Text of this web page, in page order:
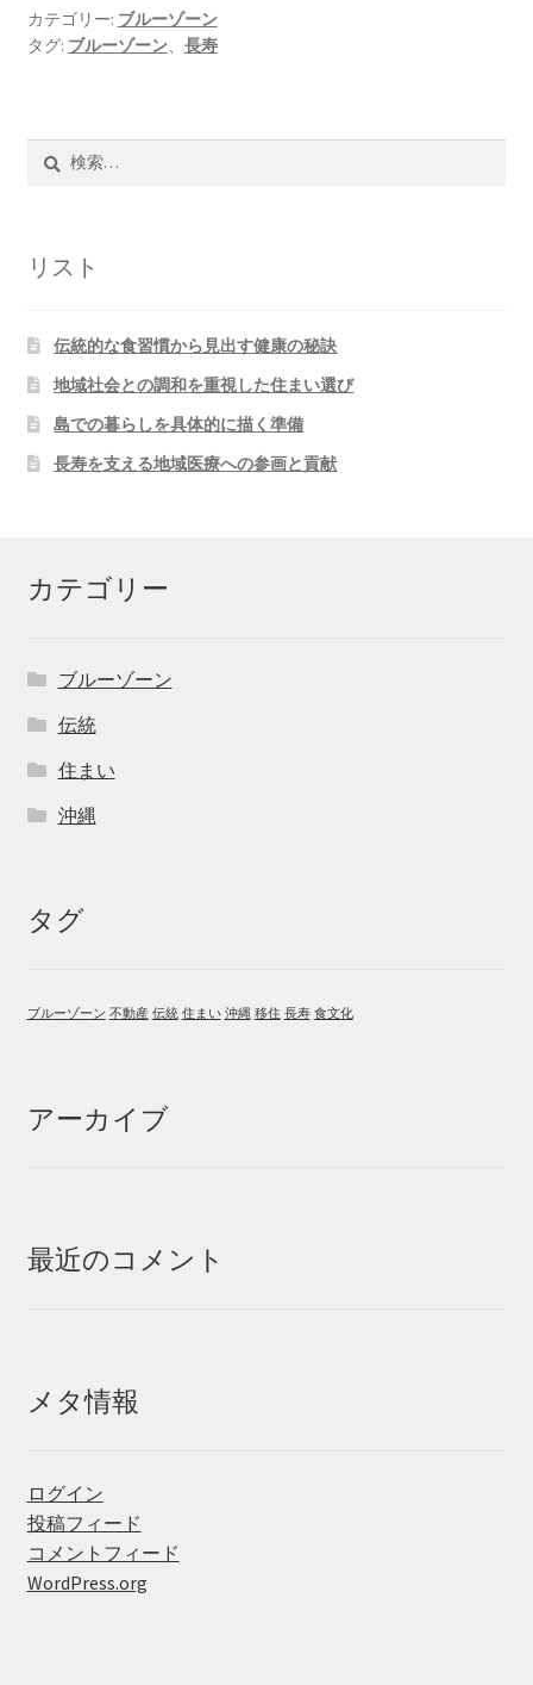
カテゴリー: ブルーゾーン
タグ: ブルーゾーン、 長寿
リスト
伝統的な食習慣から見出す健康の秘訣
地域社会との調和を重視した住まい選び
島での暮らしを具体的に描く準備
長寿を支える地域医療への参画と貢献
カテゴリー
ブルーゾーン
伝統
住まい
沖縄
タグ
ブルーゾーン 不動産 伝統 住まい 沖縄 移住 長寿 食文化
アーカイブ
最近のコメント
メタ情報
ログイン
投稿フィード
コメントフィード
WordPress.org